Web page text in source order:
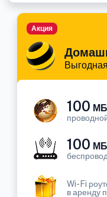
Акция
100
100
Wi-Fi
в аренду